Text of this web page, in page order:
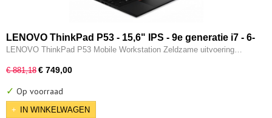
LENOVO ThinkPad P53 - 15,6" IPS - 9e generatie i7 - 6-
CORE - 16GB - 256GB SSD - 2x Thunderbolt - Nvidia
LENOVO ThinkPad P53 Mobile Workstation Zeldzame uitvoering…
€ 881,18 € 749,00
✓ Op voorraad
IN WINKELWAGEN